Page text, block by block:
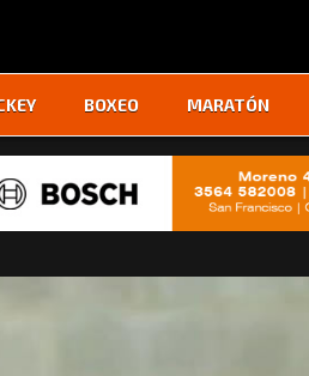
BOXEO MARATÓN